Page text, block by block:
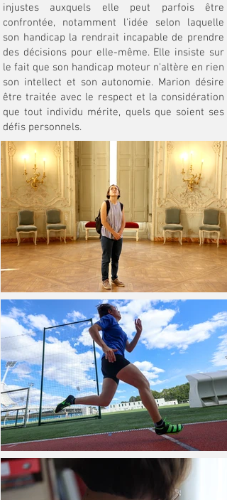
injustes auxquels elle peut parfois être
confrontée, notamment l'idée selon laquelle
son handicap la rendrait incapable de prendre
des décisions pour elle-même. Elle insiste sur
le fait que son handicap moteur n'altère en rien
son intellect et son autonomie. Marion désire
être traitée avec le respect et la considération
que tout individu mérite, quels que soient ses
défis personnels.